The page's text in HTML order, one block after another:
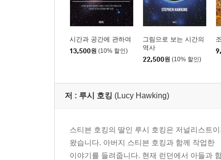
시간과 공간에 관하여
13,500원 (10% 할인)
그림으로 보는 시간의
역사
22,500원 (10% 할인)
저 : 루시 호킹 (Lucy Hawking)
스티븐 호킹의 딸인 루시 호킹은 저널리스트
왔습니다. 아버지 스티븐 호킹과 함께 작업한
이야기를 들려줍니다. 현재 런던에서 아들과